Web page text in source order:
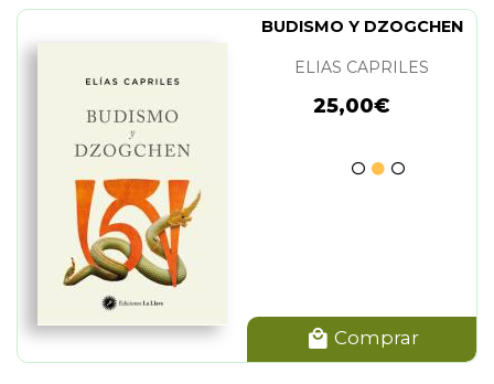
BUDISMO Y DZOGCHEN
ELIAS CAPRILES
25,00€
Comprar